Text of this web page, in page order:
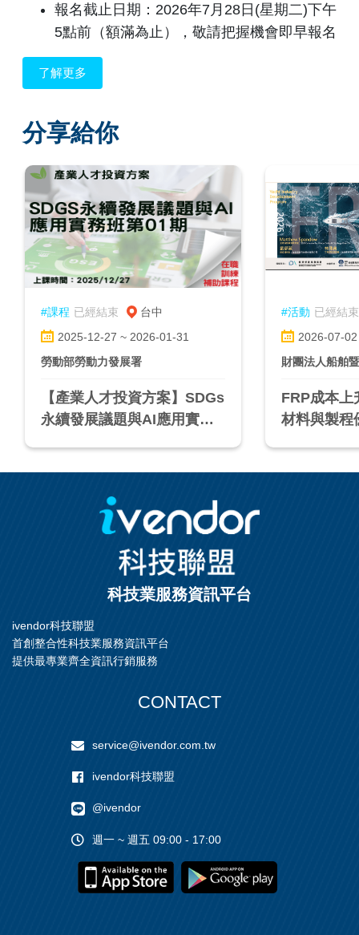
報名截止日期：2026年7月28日(星期二)下午
5點前（額滿為止），敬請把握機會即早報名
了解更多
分享給你
#課程 已經結束
台中
2025-12-27 ~ 2026-01-31
勞動部勞動力發展署
【產業人才投資方案】SDGs
永續發展議題與AI應用實務
#活動 已經結束
2026-07-02
財團法人船舶
FRP成本上
材料與製程
科技業服務資訊平台
ivendor科技聯盟
首創整合性科技業服務資訊平台
提供最專業齊全資訊行銷服務
CONTACT
service@ivendor.com.tw
ivendor科技聯盟
@ivendor
週一 ~ 週五 09:00 - 17:00